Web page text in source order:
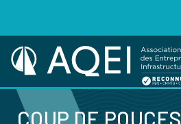
COUP DE POUCES